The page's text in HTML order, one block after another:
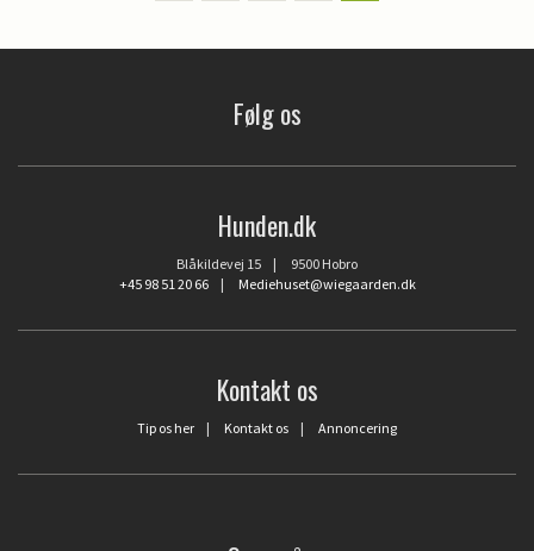
Følg os
Hunden.dk
Blåkildevej 15 | 9500 Hobro
+45 98 51 20 66| Mediehuset@wiegaarden.dk
Kontakt os
Tip os her | Kontakt os | Annoncering